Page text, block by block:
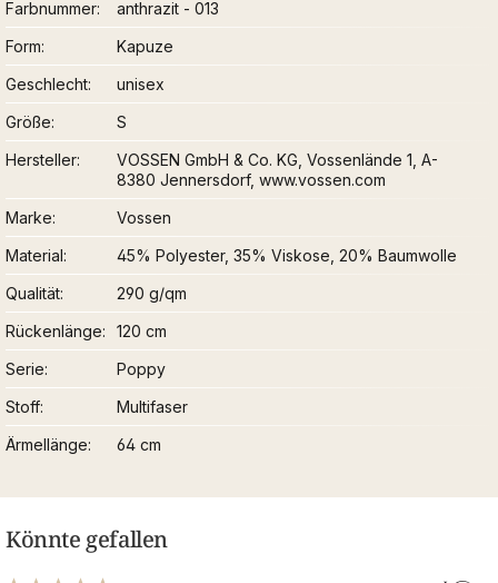
Farbnummer
anthrazit - 013
Form
Kapuze
Geschlecht
unisex
Größe
S
Hersteller
VOSSEN GmbH & Co. KG, Vossenlände 1, A-
8380 Jennersdorf, www.vossen.com
Marke
Vossen
Material
45% Polyester, 35% Viskose, 20% Baumwolle
Qualität
290 g/qm
Rückenlänge
120 cm
Serie
Poppy
Stoff
Multifaser
Ärmellänge
64 cm
Könnte gefallen